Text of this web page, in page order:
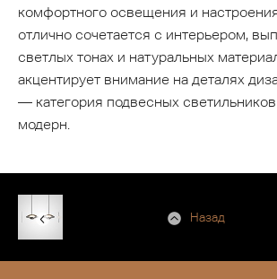
комфортного освещения и
отлично сочетается с интерьером,
светлых тонах и натуральных
акцентирует внимание на деталях
— категория подвесных
модерн.
Назад